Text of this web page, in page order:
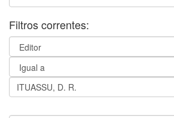
Filtros correntes: